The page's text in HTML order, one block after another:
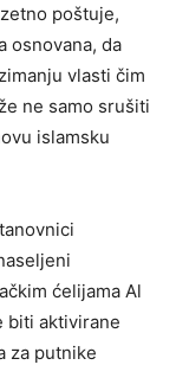
poštuje,
osnovana, da
vlasti čim
ne samo srušiti
islamsku
ćelijama Al
biti aktivirane
za putnike